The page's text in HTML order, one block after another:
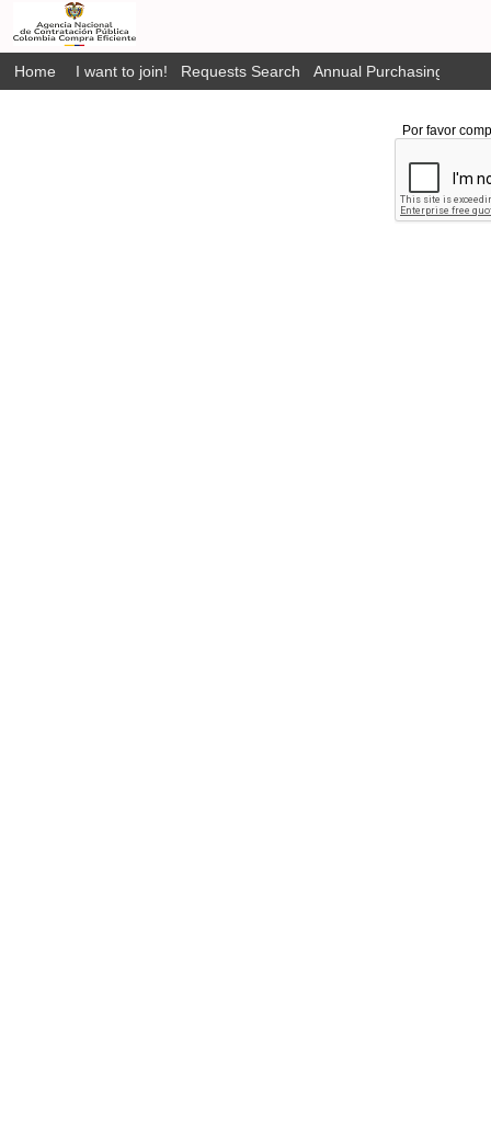
Home I want to join! Requests Search Annual Purchasing Plan
Por favor